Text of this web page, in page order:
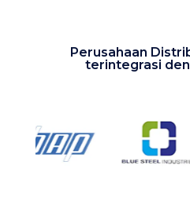
Perusahaan
terintegrasi